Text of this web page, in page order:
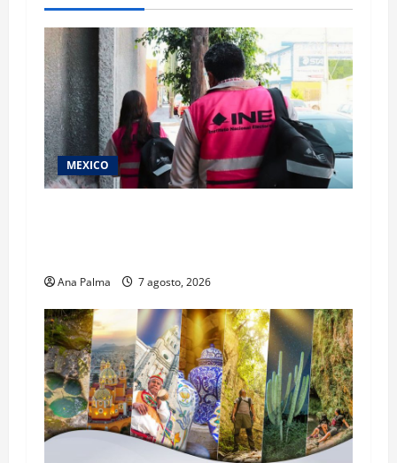
MEXICO
Ana Palma 7 agosto, 2026